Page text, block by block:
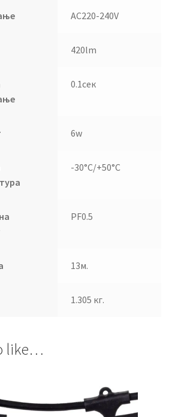
AC220-240V
420lm
0.1сек
6w
-30°C/+50°C
PF0.5
13м.
1.305 кг.
like…